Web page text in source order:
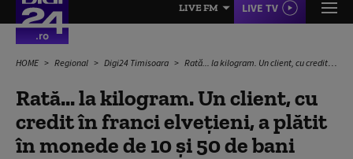
LIVE FM LIVE TV
HOME Regional Digi24 Timisoara Rată... la kilogram. Un client, cu credit în franci elveţieni, a plătit în monede de 10 și 50 de bani
Rată... la kilogram. Un client, cu
credit în franci elveţieni, a plătit
în monede de 10 și 50 de bani